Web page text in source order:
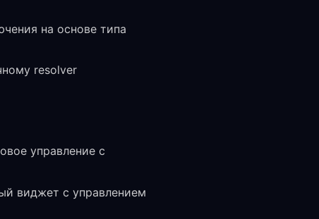
на основе типа
resolver
управление с
виджет с управлением